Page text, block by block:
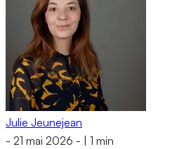
Julie Jeunejean
- 21 mai 2026 - 1 min